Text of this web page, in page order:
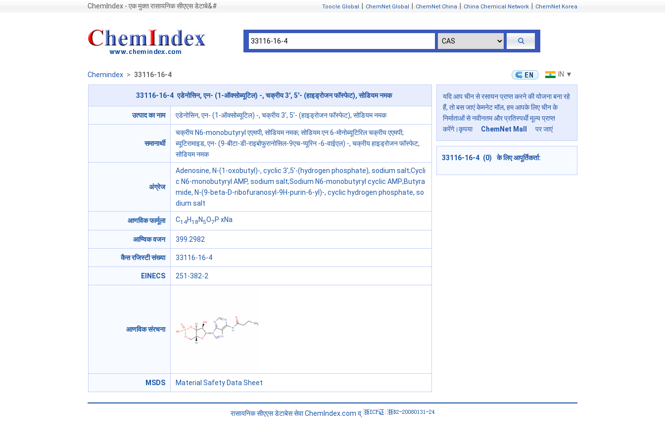
ChemIndex - एक मुक्त रासायनिक सीएएस डेटाबे&# Toocle Global ChemNet Global ChemNet China China Chemical Network ChemNet Korea
Chemindex > 33116-16-4 IN ▼
33116-16-4 एडेनोसिन, एन- (1-ऑक्सोब्यूटिल) -, चक्रीय 3', 5'- (हाइड्रोजन फॉस्फेट), सोडियम नमक
उत्पाद का नाम एडेनोसिन, एन- (1-ऑक्सोब्यूटिल) -, चक्रीय 3', 5'- (हाइड्रोजन फॉस्फेट), सोडियम नमक
समानार्थी
चक्रीय N6-monobutyryl एएमपी, सोडियम नमक; सोडियम एन 6-मोनोब्यूटिरिल चक्रीय एएमपी;
ब्यूटिरामाइड, एन- (9-बीटा-डी-राइबोफुरानोसिल-9एच-प्यूरिन -6-वाईएल) -, चक्रीय हाइड्रोजन फॉस्फेट,
सोडियम नमक
अंग्रेज
Adenosine, N-(1-oxobutyl)-, cyclic 3',5'-(hydrogen phosphate), sodium salt;Cycli
c N6-monobutyryl AMP, sodium salt;Sodium N6-monobutyryl cyclic AMP;Butyra
mide, N-(9-beta-D-ribofuranosyl-9H-purin-6-yl)-, cyclic hydrogen phosphate, so
dium salt
आणविक फार्मूला C14H18 N 5O7 P·xNa
आण्विक वजन 399.2982
कैस रजिस्टी संख्या 33116-16-4
EINECS 251-382-2
आणविक संरचना
MSDS Material Safety Data Sheet
यदि आप चीन से रसायन प्राप्त करने की योजना बना रहे
हैं, तो बस जाएं केमनेट मॉल, हम आपके लिए चीन के
निर्माताओं से नवीनतम और प्रतिस्पर्धी मूल्य प्राप्त
करेंगे।कृपया
ChemNet Mall पर जाएं
33116-16-4 (0) के लिए आपूर्तिकर्ता:
रासायनिक सीएएस डेटाबेस सेवा ChemIndex.com द्